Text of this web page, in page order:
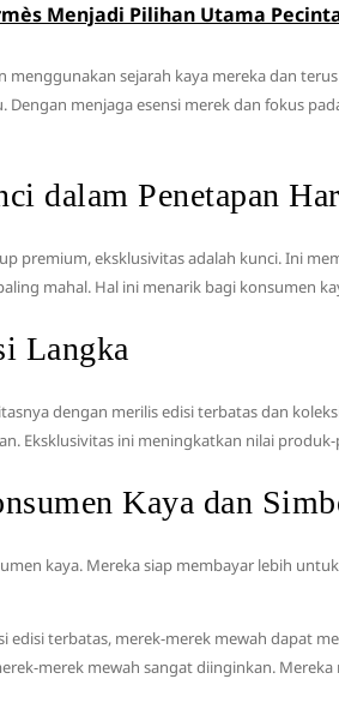
Menjadi Pilihan Utama
sejarah kaya mereka dan
menjaga esensi merek dan fokus
dalam Penetapan
premium, eksklusivitas adalah kunci. Ini
mahal. Hal ini menarik bagi konsumen
Langka
dengan merilis edisi terbatas dan
Eksklusivitas ini meningkatkan nilai
Kaya dan
kaya. Mereka siap membayar lebih
edisi terbatas, merek-merek mewah dapat
merek mewah sangat diinginkan.